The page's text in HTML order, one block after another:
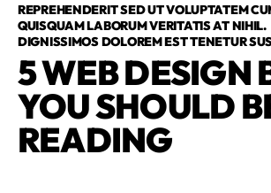
REPREHENDERIT SED UT VOLUPTATEM
QUISQUAM LABORUM VERITATIS AT NIHIL.
DIGNISSIMOS DOLOREM EST TENETUR
5 WEB DESIGN
YOU SHOULD
READING